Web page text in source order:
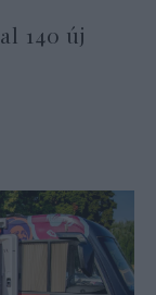
140 új